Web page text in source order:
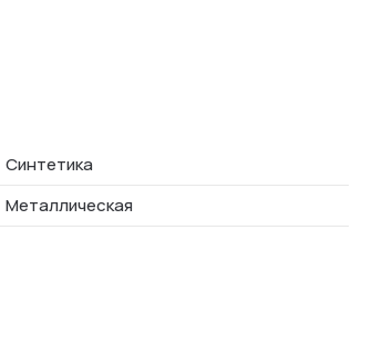
Синтетика
Металлическая